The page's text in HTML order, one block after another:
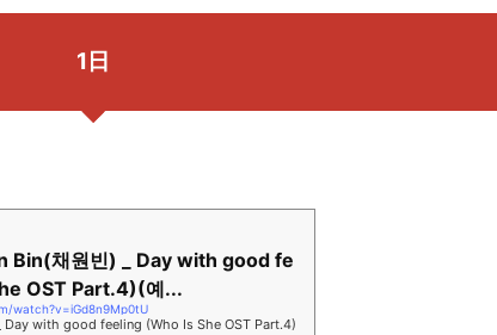
1日
Bin(채원빈) _ Day with good fe
OST Part.4)(예...
watch?v=iGd8n9Mp0tU
Day with good feeling (Who Is She OST Part.4)